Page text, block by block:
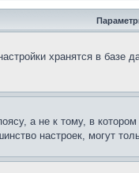
хранятся в
а не к тому, в
настроек, могут